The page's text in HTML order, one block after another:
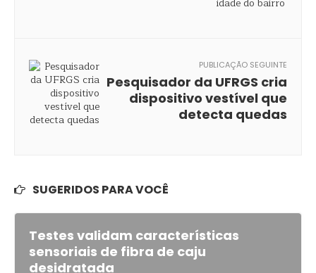
PUBLICAÇÃO SEGUINTE
Pesquisador da UFRGS cria
dispositivo vestível que
detecta quedas
SUGERIDOS PARA VOCÊ
Testes validam características
sensoriais de fibra de caju
desidratada